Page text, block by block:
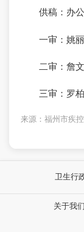
供稿：办公
一审：姚丽
二审：詹
三审：罗柏
来源：福州市疾
卫生行
关于我们